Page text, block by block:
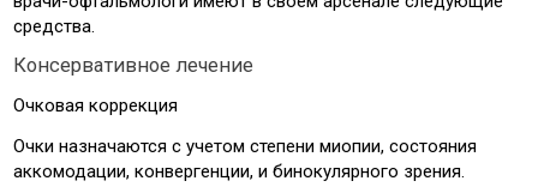
средства.
Консервативное лечение
Очковая коррекция
Очки назначаются с учетом степени миопии, состояния
аккомодации, конвергенции, и бинокулярного зрения.